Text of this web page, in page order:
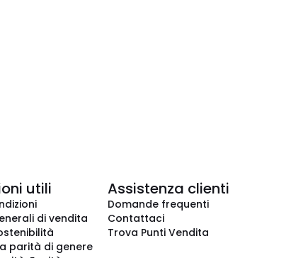
utili
di vendita
parità di genere
Assistenza clienti
Domande frequenti
Contattaci
Trova Punti Vendita